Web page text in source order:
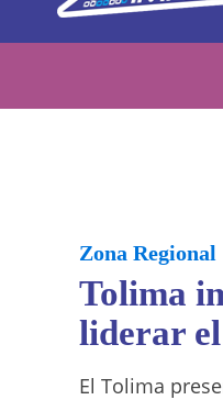
Zona Regional
Tolima
liderar
El Tolima